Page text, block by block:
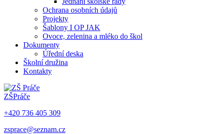
Ochrana osobních údajů
Projekty
Šablony I OP JAK
Ovoce, zelenina a mléko do škol
Dokumenty
Úřední deska
Školní družina
Kontakty
ZŠPráče
+420 736 405 309
zsprace@seznam.cz